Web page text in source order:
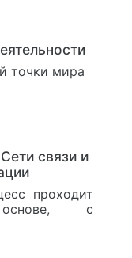
точки мира
связи и
проходит
с